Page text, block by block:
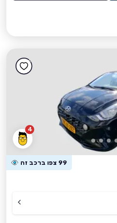
4
99 צפו ברכב זה